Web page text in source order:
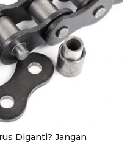
Diganti? Jangan